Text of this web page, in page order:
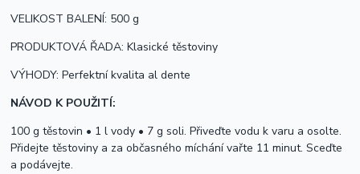
VELIKOST BALENÍ: 500 g
PRODUKTOVÁ ŘADA: Klasické těstoviny
VÝHODY: Perfektní kvalita al dente
NÁVOD K POUŽITÍ:
100 g těstovin • 1 l vody • 7 g soli. Přiveďte vodu k varu a osolte.
Přidejte těstoviny a za občasného míchání vařte 11 minut. Sceďte
a podávejte.